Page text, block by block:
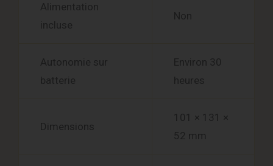
Alimentation
incluse
Non
Autonomie sur
batterie
Environ 30
heures
Dimensions
101 × 131 ×
52 mm